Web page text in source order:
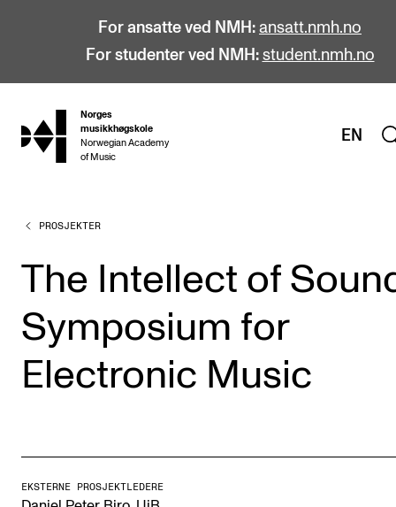
For ansatte ved NMH: ansatt.nmh.no
For studenter ved NMH: student.nmh.no
hjem
Norges
musikkhøgskole
Norwegian Academy
of Music
EN
STUDIER
Alle studier
Bachelor
Master
Doktorgrad
Årsstudium og videreutdanning
Talentutvikling
PROSJEKTER
The Intellect of
Symposium for
Electronic Music
EKSTERNE PROSJEKTLEDERE